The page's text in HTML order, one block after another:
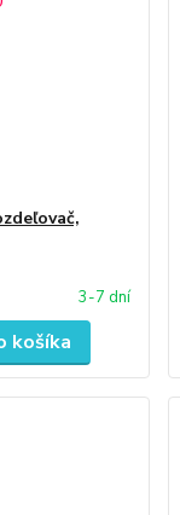
3-7 dní
košíka